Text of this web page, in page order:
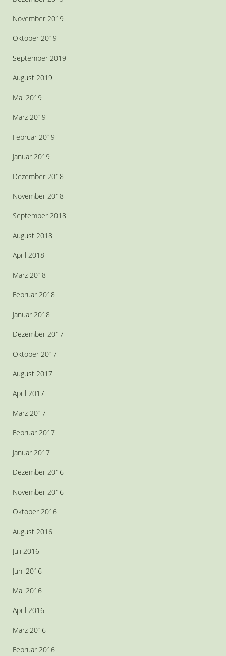
November 2019
Oktober 2019
September 2019
August 2019
Mai 2019
März 2019
Februar 2019
Januar 2019
Dezember 2018
November 2018
September 2018
August 2018
April 2018
März 2018
Februar 2018
Januar 2018
Dezember 2017
Oktober 2017
August 2017
April 2017
März 2017
Februar 2017
Januar 2017
Dezember 2016
November 2016
Oktober 2016
August 2016
Juli 2016
Juni 2016
Mai 2016
April 2016
März 2016
Februar 2016